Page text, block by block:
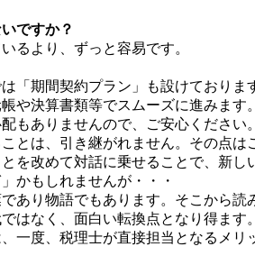
ですか？
るより、ずっと容易です。
「期間契約プラン」も設けておりま
や決算書類等でスムーズに進みます。
もありませんので、ご安心ください。
とは、引き継がれません。その点は
を改めて対話に乗せることで、新し
かもしれませんが・・・
あり物語でもあります。そこから読
はなく、面白い転換点となり得ます。
一度、税理士が直接担当となるメリ